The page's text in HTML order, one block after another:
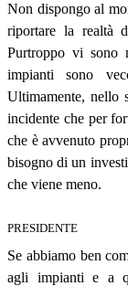
Non dispongo al
riportare la realtà
Purtroppo vi
impianti sono
Ultimamente, nello
incidente che per
che è avvenuto
bisogno di un
che viene meno.
PRESIDENTE
Se abbiamo ben
agli impianti e a